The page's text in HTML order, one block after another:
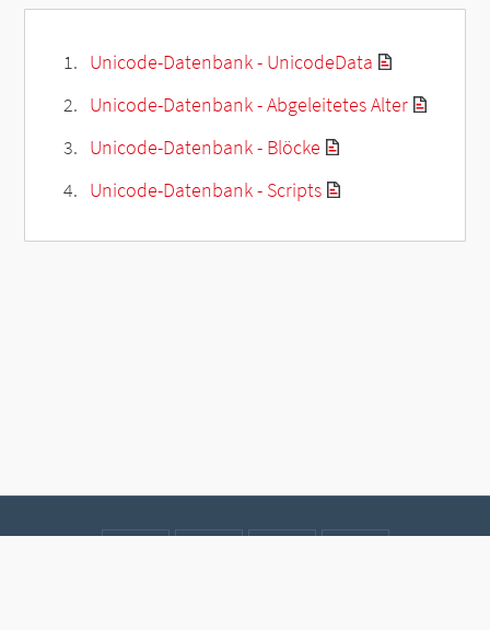
Unicode-Datenbank - UnicodeData
Unicode-Datenbank - Abgeleitetes Alter
Unicode-Datenbank - Blöcke
Unicode-Datenbank - Scripts